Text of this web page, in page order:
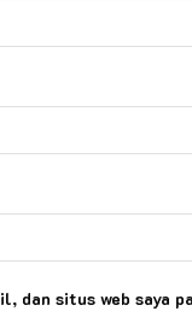
dan situs web saya